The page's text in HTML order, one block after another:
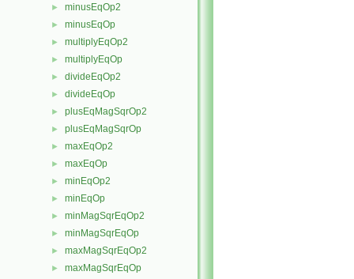
► minusEqOp2
► minusEqOp
► multiplyEqOp2
► multiplyEqOp
► divideEqOp2
► divideEqOp
► plusEqMagSqrOp2
► plusEqMagSqrOp
► maxEqOp2
► maxEqOp
► minEqOp2
► minEqOp
► minMagSqrEqOp2
► minMagSqrEqOp
► maxMagSqrEqOp2
► maxMagSqrEqOp